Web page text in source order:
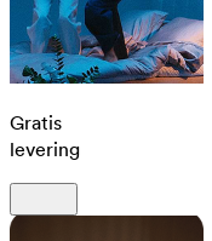
Gratis
levering